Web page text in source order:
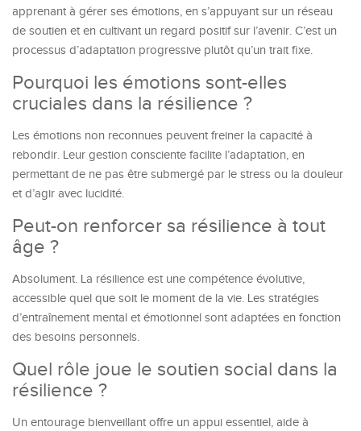
apprenant à gérer ses émotions, en s’appuyant sur un réseau
de soutien et en cultivant un regard positif sur l’avenir. C’est un
processus d’adaptation progressive plutôt qu’un trait fixe.
Pourquoi les émotions sont-elles
cruciales dans la résilience ?
Les émotions non reconnues peuvent freiner la capacité à
rebondir. Leur gestion consciente facilite l’adaptation, en
permettant de ne pas être submergé par le stress ou la douleur
et d’agir avec lucidité.
Peut-on renforcer sa résilience à tout
âge ?
Absolument. La résilience est une compétence évolutive,
accessible quel que soit le moment de la vie. Les stratégies
d’entraînement mental et émotionnel sont adaptées en fonction
des besoins personnels.
Quel rôle joue le soutien social dans la
résilience ?
Un entourage bienveillant offre un appui essentiel, aide à